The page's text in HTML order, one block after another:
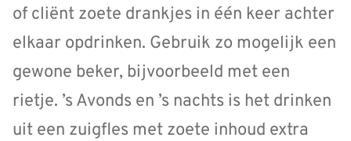
of cliënt zoete drankjes in één keer achter
elkaar opdrinken. Gebruik zo mogelijk een
gewone beker, bijvoorbeeld met een
rietje. ’s Avonds en ’s nachts is het drinken
uit een zuigfles met zoete inhoud extra